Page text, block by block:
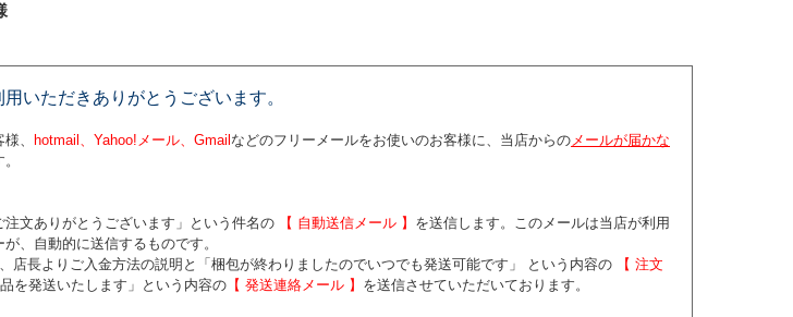
いただきありがとうございます。
、 hotmail、Yahoo!メール、Gmail などのフリーメールをお使いのお客様に、当店からのメールが届かな
文ありがとうございます」という件名の 【 自動送信メール 】 を送信します。このメールは当店が利用
、自動的に送信するものです。
店長よりご入金方法の説明と「梱包が終わりましたのでいつでも発送可能です」 という内容の
【 注文
を発送いたします」という内容の 【 発送連絡メール 】 を送信させていただいております。